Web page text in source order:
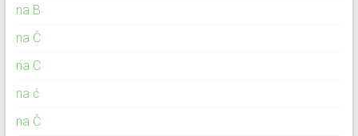
na B
na Č
na C
na ć
na Č